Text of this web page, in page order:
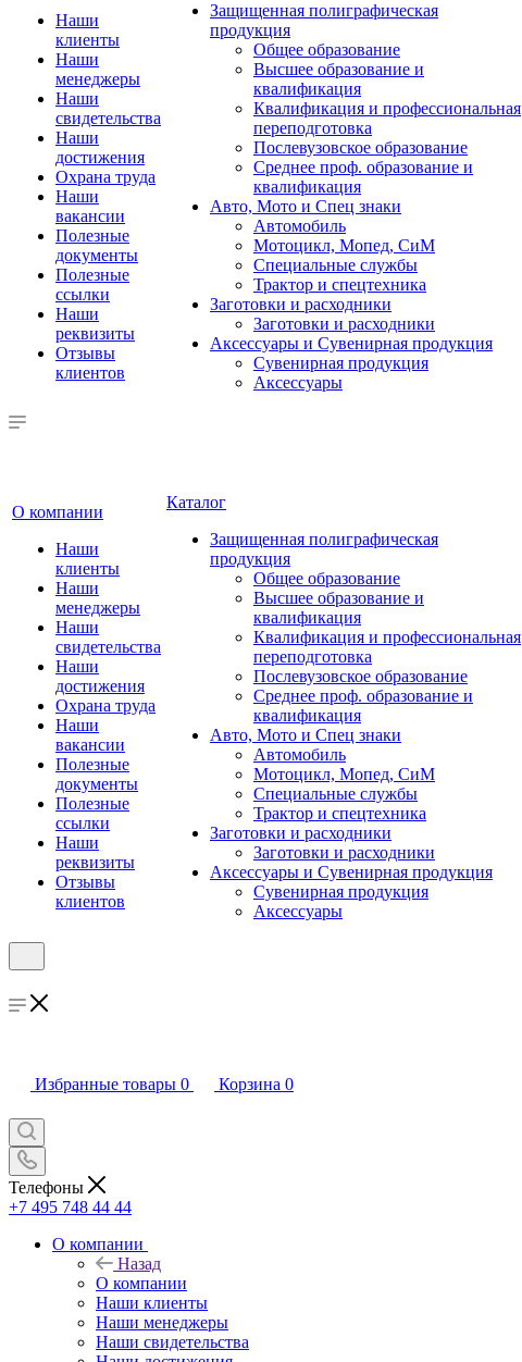
Наши
клиенты
Наши
менеджеры
Наши
свидетельства
Наши
достижения
Охрана труда
Наши
вакансии
Полезные
документы
Полезные
ссылки
Наши
реквизиты
Отзывы
клиентов
Защищенная полиграфическая
продукция
Общее образование
Высшее образование и
квалификация
Квалификация и профессиональная
переподготовка
Послевузовское образование
Среднее проф. образование и
квалификация
Авто, Мото и Спец знаки
Автомобиль
Мотоцикл, Мопед, СиМ
Специальные службы
Трактор и спецтехника
Заготовки и расходники
Заготовки и расходники
Аксессуары и Сувенирная продукция
Сувенирная продукция
Аксессуары
О компании
Наши
клиенты
Наши
менеджеры
Наши
свидетельства
Наши
достижения
Охрана труда
Наши
вакансии
Полезные
документы
Полезные
ссылки
Наши
реквизиты
Отзывы
клиентов
Каталог
Защищенная полиграфическая
продукция
Общее образование
Высшее образование и
квалификация
Квалификация и профессиональная
переподготовка
Послевузовское образование
Среднее проф. образование и
квалификация
Авто, Мото и Спец знаки
Автомобиль
Мотоцикл, Мопед, СиМ
Специальные службы
Трактор и спецтехника
Заготовки и расходники
Заготовки и расходники
Аксессуары и Сувенирная продукция
Сувенирная продукция
Аксессуары
Избранные товары 0 Корзина 0
Телефоны
+7 495 748 44 44
О компании
Назад
О компании
Наши клиенты
Наши менеджеры
Наши свидетельства